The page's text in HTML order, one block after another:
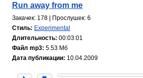
Run away from me
Закачек: 178 | Прослушек: 6
Стиль: Experimental
Длительность: 00:03:01
Файл mp3: 5.53 Мб
Дата публикации: 10.04.2009